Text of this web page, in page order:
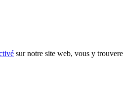
sur notre site web, vous y